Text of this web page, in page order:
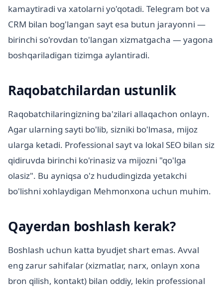
kamaytiradi va xatolarni yo'qotadi. Telegram bot va
CRM bilan bog'langan sayt esa butun jarayonni —
birinchi so'rovdan to'langan xizmatgacha — yagona
boshqariladigan tizimga aylantiradi.
Raqobatchilardan ustunlik
Raqobatchilaringizning ba'zilari allaqachon onlayn.
Agar ularning sayti bo'lib, sizniki bo'lmasa, mijoz
ularga ketadi. Professional sayt va lokal SEO bilan siz
qidiruvda birinchi ko'rinasiz va mijozni "qo'lga
olasiz". Bu ayniqsa o'z hududingizda yetakchi
bo'lishni xohlaydigan Mehmonxona uchun muhim.
Qayerdan boshlash kerak?
Boshlash uchun katta byudjet shart emas. Avval
eng zarur sahifalar (xizmatlar, narx, onlayn xona
bron qilish, kontakt) bilan oddiy, lekin professional